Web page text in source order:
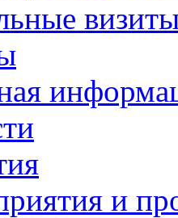
и